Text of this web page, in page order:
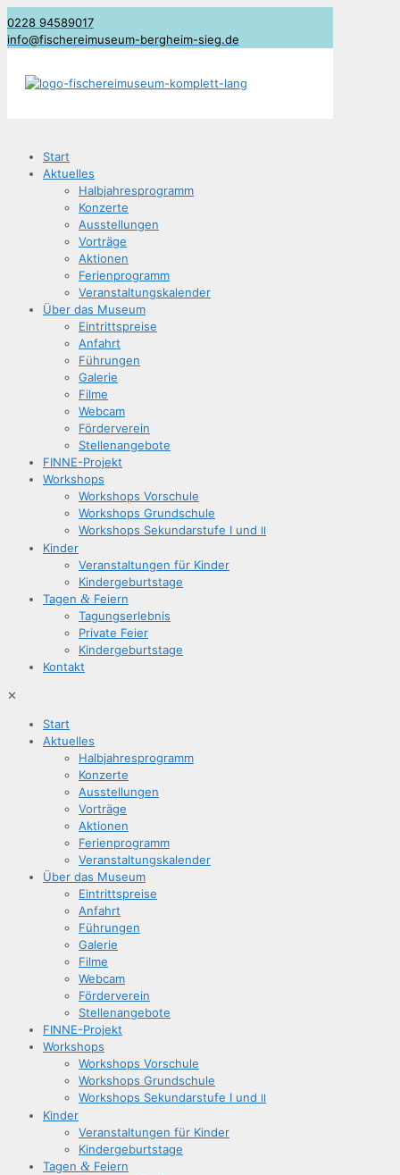
0228 94589017
info@fischereimuseum-bergheim-sieg.de
Start
Aktu­el­les
Halb­jah­res­pro­gramm
Kon­zer­te
Aus­stel­lun­gen
Vor­trä­ge
Aktio­nen
Feri­en­pro­gramm
Ver­an­stal­tungs­ka­len­der
Über das Museum
Ein­tritts­prei­se
Anfahrt
Füh­run­gen
Gale­rie
Fil­me
Web­cam
För­der­ver­ein
Stel­len­an­ge­bo­te
FIN­­NE-Pro­­jekt
Work­shops
Work­shops Vorschule
Work­shops Grundschule
Work­shops Sekun­dar­stu­fe I und II
Kin­der
Ver­an­stal­tun­gen für Kinder
Kin­der­ge­burts­ta­ge
Tagen & Feiern
Tagungs­er­leb­nis
Pri­va­te Feier
Kin­der­ge­burts­ta­ge
Kon­takt
✕
Start
Aktu­el­les
Halb­jah­res­pro­gramm
Kon­zer­te
Aus­stel­lun­gen
Vor­trä­ge
Aktio­nen
Feri­en­pro­gramm
Ver­an­stal­tungs­ka­len­der
Über das Museum
Ein­tritts­prei­se
Anfahrt
Füh­run­gen
Gale­rie
Fil­me
Web­cam
För­der­ver­ein
Stel­len­an­ge­bo­te
FIN­­NE-Pro­­jekt
Work­shops
Work­shops Vorschule
Work­shops Grundschule
Work­shops Sekun­dar­stu­fe I und II
Kin­der
Ver­an­stal­tun­gen für Kinder
Kin­der­ge­burts­ta­ge
Tagen & Feiern